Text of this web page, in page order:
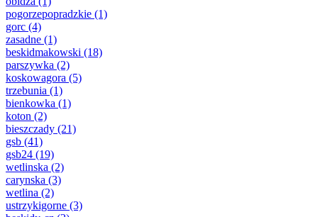
pogorzepopradzkie (1)
gorc (4)
zasadne (1)
beskidmakowski (18)
parszywka (2)
koskowagora (5)
trzebunia (1)
bienkowka (1)
koton (2)
bieszczady (21)
gsb (41)
gsb24 (19)
wetlinska (2)
carynska (3)
wetlina (2)
ustrzykigorne (3)